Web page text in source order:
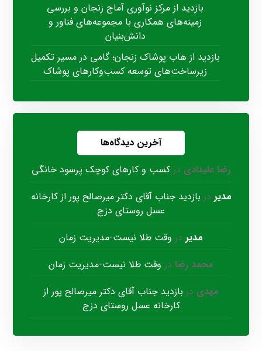
بازدید از مرکز نوآوری آماج زنجان و بررسی
زمینه‌های همکاری با مجموعه‌های فناور و
دانش‌بنیان
بازدید از هاب پوشاک زنجان؛ گامی در مسیر تکمیل
زیرساخت‌های توسعه کسب‌وکارهای پوشاک
آخرین دیدگاه‌ها
رضا علیدادی در کسب و کارهای کوچک پرسود خانگی
مدیر در بازدید جناب آقای دکتر میرصالح پور از کارخانه
عسل روستای دزج
مدیر در وقت طلا نیست-مدیریت زمان
محمد رضا در وقت طلا نیست-مدیریت زمان
مهدی در بازدید جناب آقای دکتر میرصالح پور از
کارخانه عسل روستای دزج